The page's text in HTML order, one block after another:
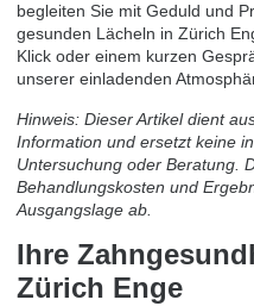
begleiten Sie mit Geduld und
gesunden Lächeln in Zürich
Klick oder einem kurzen
unserer einladenden
Hinweis: Dieser Artikel dient
Information und ersetzt keine
Untersuchung oder Beratung.
Behandlungskosten und
Ausgangslage ab.
Ihre
Zürich Enge